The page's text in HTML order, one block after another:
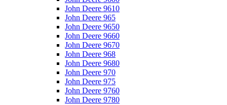
John Deere 9610
John Deere 965
John Deere 9650
John Deere 9660
John Deere 9670
John Deere 968
John Deere 9680
John Deere 970
John Deere 975
John Deere 9760
John Deere 9780